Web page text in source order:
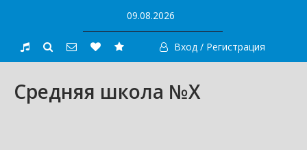
content
09.08.2026
Вход / Регистрация
Средняя школа №X